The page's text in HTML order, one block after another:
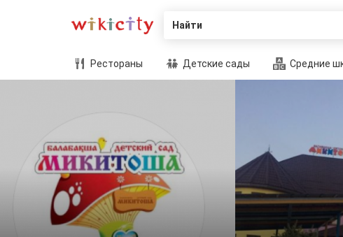
Найти
Рестораны Детские сады Средние